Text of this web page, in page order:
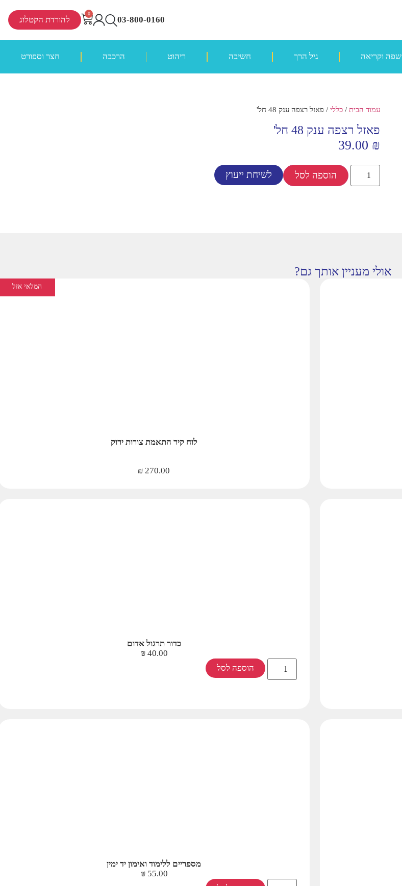
03-800-0160
0
להורדת הקטלוג
שפה וקריאה גיל הרך חשיבה ריהוט הרכבה חצר וספורט
עמוד הבית /כללי / פאזל רצפה ענק 48 חל'
פאזל רצפה ענק 48 חל'
39.00 ₪
הוספה לסל לשיחת ייעוץ
אולי מעניין אותך גם?
המלאי אזל
לוח קיר התאמת צורות ירוק
270.00
₪
כדור תרגול אדום
40.00
₪
הוספה לסל
מספריים ללימוד ואימון יד ימין
55.00
₪